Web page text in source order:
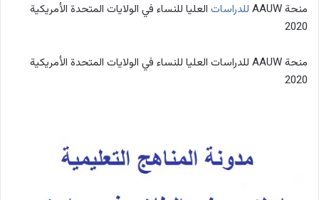
منحة AAUW للدراسات العليا للنساء في الولايات المتحدة الأمريكية
2020
منحة AAUW للدراسات العليا للنساء في الولايات المتحدة الأمريكية
2020